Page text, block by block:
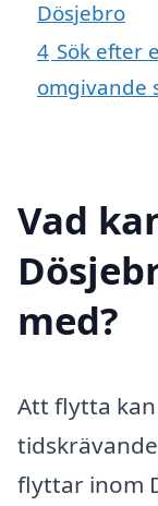
Dösjebro
4 Sök efter
omgivande
Vad
med?
Att flytta
flyttar inom